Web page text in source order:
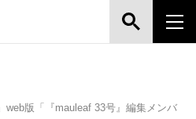
web版「『mauleaf 33号』編集メンバ